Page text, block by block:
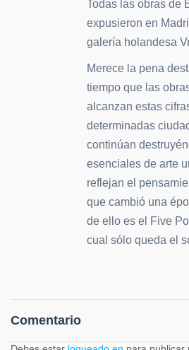
Todas las obras de
expusieron en
galería holandesa
Merece la pena
tiempo que las
alcanzan estas
determinadas
continúan
esenciales de arte
reflejan el
que cambió una
de ello es el Five
cual sólo queda el
Comentario